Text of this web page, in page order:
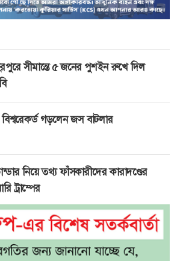
সীমান্তে ৫ জনের পুশইন রুখে দিল
গড়লেন জস বাটলার
নিয়ে তথ্য ফাঁসকারীদের কারাদণ্ডের
ট্রাম্পের